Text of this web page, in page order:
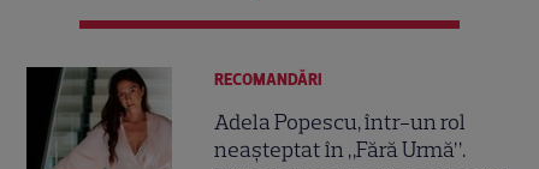
RECOMANDĂRI
Adela Popescu, într-un rol
neașteptat în „Fără Urmă”.